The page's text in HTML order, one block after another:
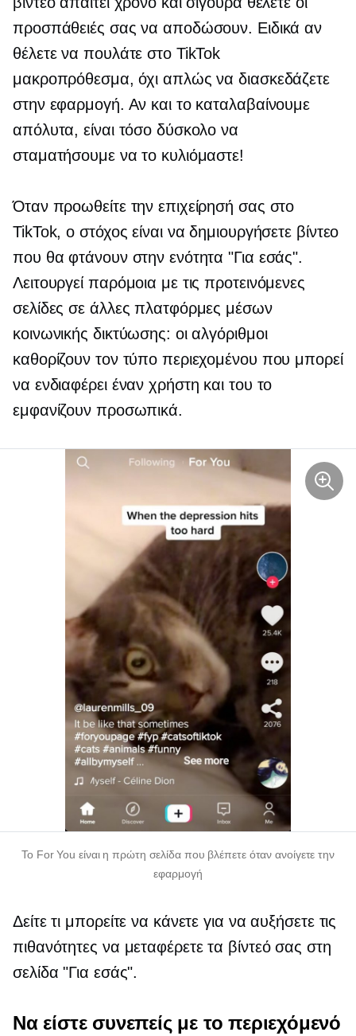
προσπάθειές σας να αποδώσουν. Ειδικά αν
θέλετε να πουλάτε στο TikTok
μακροπρόθεσμα, όχι απλώς να διασκεδάζετε
στην εφαρμογή. Αν και το καταλαβαίνουμε
απόλυτα, είναι τόσο δύσκολο να
σταματήσουμε να το κυλιόμαστε!
Όταν προωθείτε την επιχείρησή σας στο
TikTok, ο στόχος είναι να δημιουργήσετε βίντεο
που θα φτάνουν στην ενότητα "Για εσάς".
Λειτουργεί παρόμοια με τις προτεινόμενες
σελίδες σε άλλες πλατφόρμες μέσων
κοινωνικής δικτύωσης: οι αλγόριθμοι
καθορίζουν τον τύπο περιεχομένου που μπορεί
να ενδιαφέρει έναν χρήστη και του το
εμφανίζουν προσωπικά.
Το For You είναι η πρώτη σελίδα που βλέπετε όταν ανοίγετε την
εφαρμογή
Δείτε τι μπορείτε να κάνετε για να αυξήσετε τις
πιθανότητες να μεταφέρετε τα βίντεό σας στη
σελίδα "Για εσάς".
Να είστε συνεπείς με το περιεχόμενό